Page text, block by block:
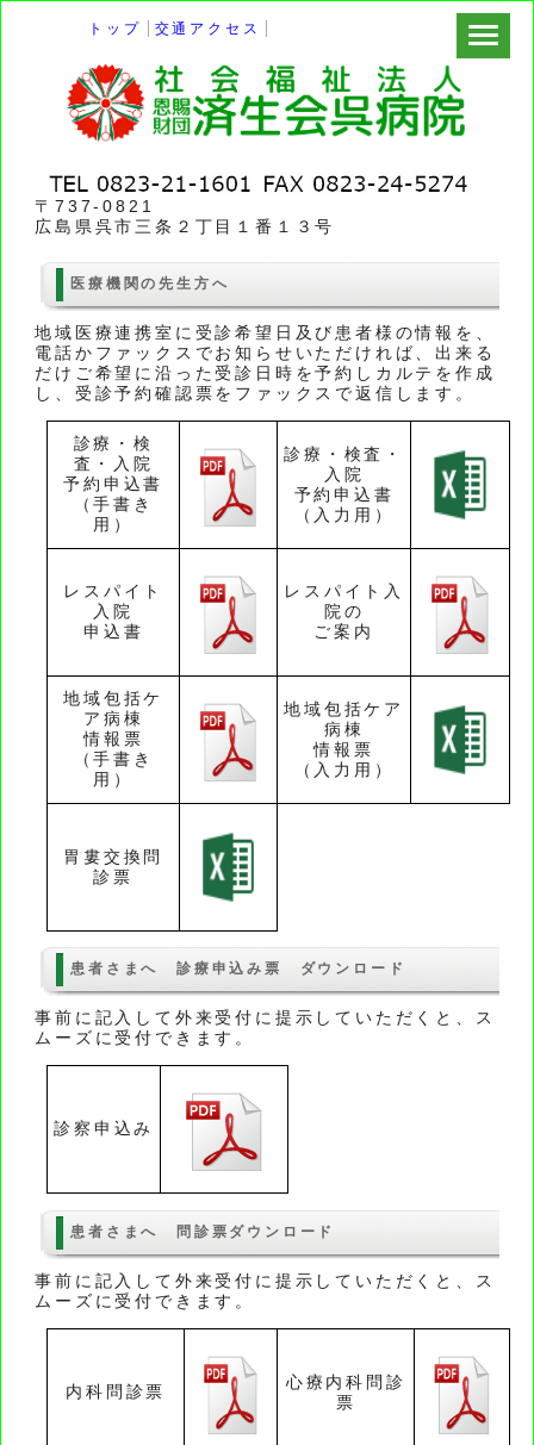
トップ 交通アクセス
〒737-0821
広島県呉市三条２丁目１番１３号
医療機関の先生方へ
地域医療連携室に受診希望日及び患者様の情報を、
電話かファックスでお知らせいただければ、出来る
だけご希望に沿った受診日時を予約しカルテを作成
し、受診予約確認票をファックスで返信します。
診療・検
査・入院
予約申込書
（手書き
用）
診療・検査・
入院
予約申込書
（入力用）
レスパイト
入院
申込書
レスパイト入
院の
ご案内
地域包括ケ
ア病棟
情報票
（手書き
用）
地域包括ケア
病棟
情報票
（入力用）
胃婁交換問
診票
患者さまへ 診療申込み票 ダウンロード
事前に記入して外来受付に提示していただくと、ス
ムーズに受付できます。
診察申込み
患者さまへ 問診票ダウンロード
事前に記入して外来受付に提示していただくと、ス
ムーズに受付できます。
内科問診票
心療内科問診
票